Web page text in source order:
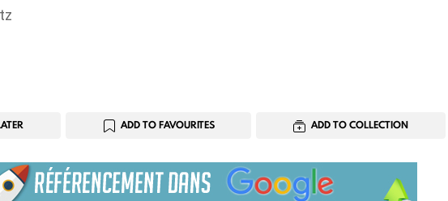
ADD TO FAVOURITES ADD TO COLLECTION